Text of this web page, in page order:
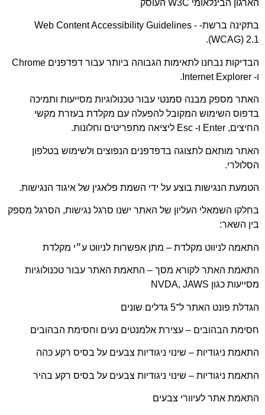
הארגון הבינלאומי W3C העוסק
בתקינה ברשת- Web Content Accessibility Guidelines -
(WCAG) 2.1.
הבדיקות נבחנו לתאימות הגבוהה ביותר עבור דפדפנים Chrome
ו- Internet Explorer.
האתר מספק מבנה סמנטי עבור טכנולוגיות מסייעות ותמיכה
בדפוס השימוש המקובל להפעלה עם מקלדת בעזרת מקשי
החיצים, Enter ו- Esc ליציאה מתפריטים וחלונות.
האתר מותאם לתצוגה בדפדפנים הנפוצים ולשימוש בטלפון
הסלולרי.
הטמעת הנגישות בוצע על ידי השמת פלאגין של איגוד הנגישות.
בחלקו השמאלי העליון של האתר ישנו סרגל נגישות, הסרגל מספק
בין השאר:
התאמה לניווט מקלדת – מתן אפשרות לניווט ע״י מקלדת
התאמת האתר לקורא מסך – התאמת האתר עבור טכנולוגיות
מסייעות כגון NVDA, JAWS
הגדלת פונט האתר ל־5 גדלים שונים
חסימת הבהובים – עצירת אלמנטים נעים וחסימת הבהובים
התאמת ניגודיות – שינוי ניגודיות צבעים על בסיס רקע כהה
התאמת ניגודיות – שינוי ניגודיות צבעים על בסיס רקע בהיר
התאמת אתר לעיוורי צבעים